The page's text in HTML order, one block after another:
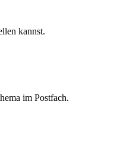
kannst.
im Postfach.